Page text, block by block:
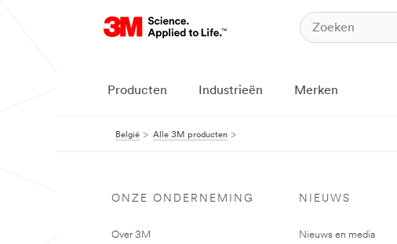
Producten Industrieën Merken
België Alle 3M producten
ONZE ONDERNEMING
Over 3M
NIEUWS
Nieuws en media